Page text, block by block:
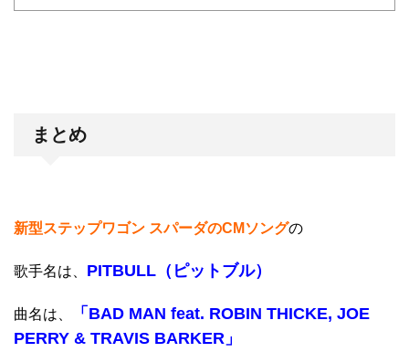
まとめ
新型ステップワゴン スパーダのCMソングの
歌手名は、 PITBULL（ピットブル）
曲名は、
「BAD MAN feat. ROBIN THICKE, JOE
PERRY & TRAVIS BARKER」